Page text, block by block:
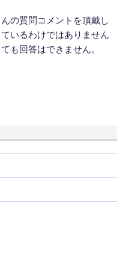
の質問コメントを頂戴し
いるわけではありません
も回答はできません。